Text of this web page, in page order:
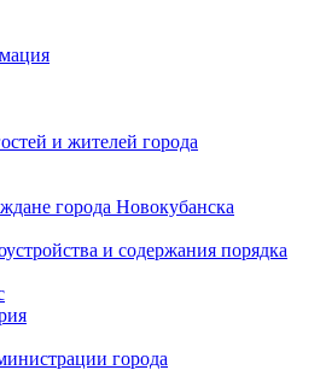
и жителей города
города Новокубанска
и содержания порядка
города